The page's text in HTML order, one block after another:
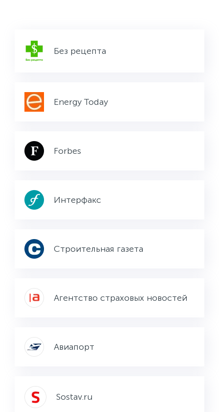
Без рецепта
Energy Today
Forbes
Интерфакс
Строительная газета
Агентство страховых новостей
Авиапорт
Sostav.ru